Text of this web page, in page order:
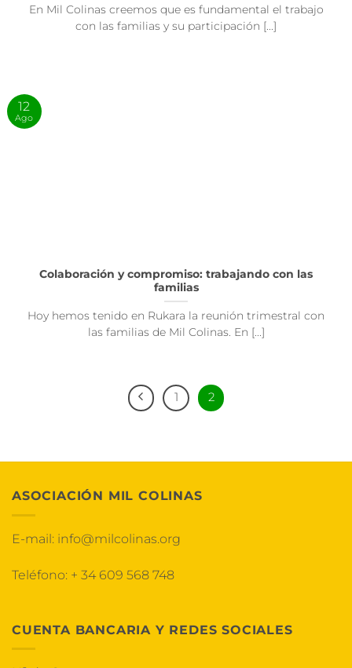
En Mil Colinas creemos que es fundamental el trabajo
con las familias y su participación [...]
Colaboración y compromiso: trabajando con las
familias
Hoy hemos tenido en Rukara la reunión trimestral con
las familias de Mil Colinas. En [...]
12
Ago
1 2
ASOCIACIÓN MIL COLINAS
E-mail: info@milcolinas.org
Teléfono: + 34 609 568 748
CUENTA BANCARIA Y REDES SOCIALES